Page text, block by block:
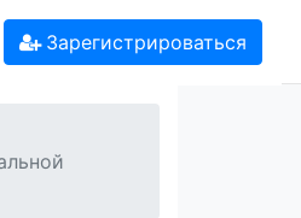
Зарегистрироваться